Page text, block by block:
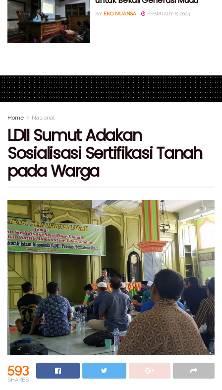
BY EKO NUANSA FEBRUARY 8, 2023
Home Nasional
LDII Sumut Adakan
Sosialisasi Sertifikasi Tanah
pada Warga
593
SHARES